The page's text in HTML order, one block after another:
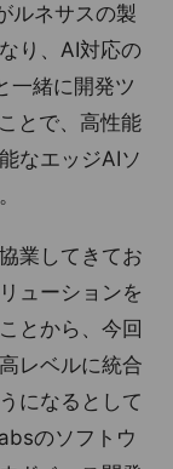
ルネサスの製
り、AI対応の
一緒に開発ツ
とで、高性能
なエッジAIソ
業してきてお
ューションを
とから、今回
レベルに統合
になるとして
のソフトウ